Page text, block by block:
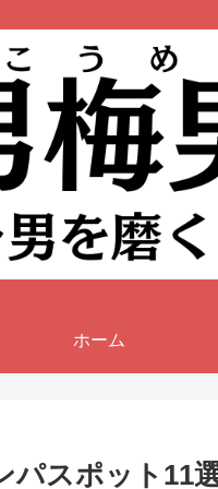
ホーム
パスポット11